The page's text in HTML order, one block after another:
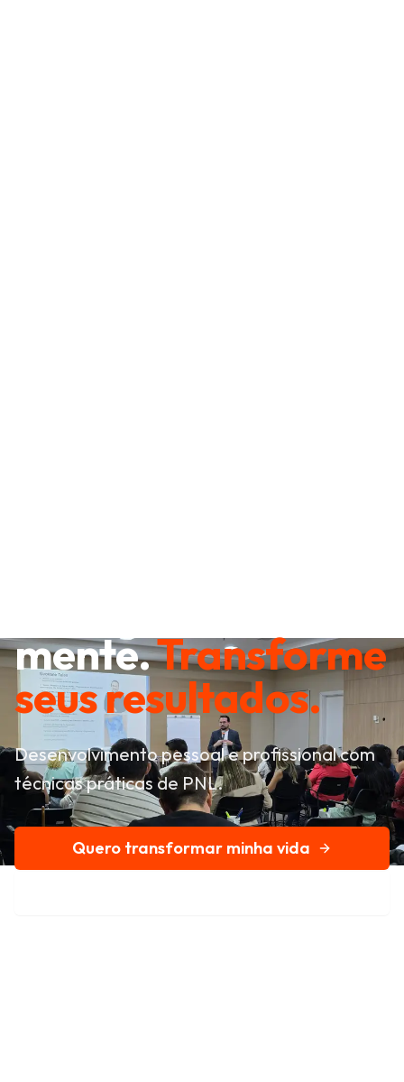
mente.Transforme
seus resultados.
Desenvolvimento pessoal e profissional com
técnicas práticas de PNL.
Quero transformar minha vida